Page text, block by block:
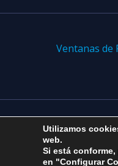
Ventanas de
Copyright ©
Utilizamos
web.
Si está
en "Configurar